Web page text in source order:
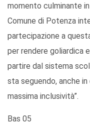
momento culminante in
Comune di Potenza
partecipazione a
per rendere goliardica
partire dal sistema
sta seguendo, anche
massima inclusività”.
Bas 05